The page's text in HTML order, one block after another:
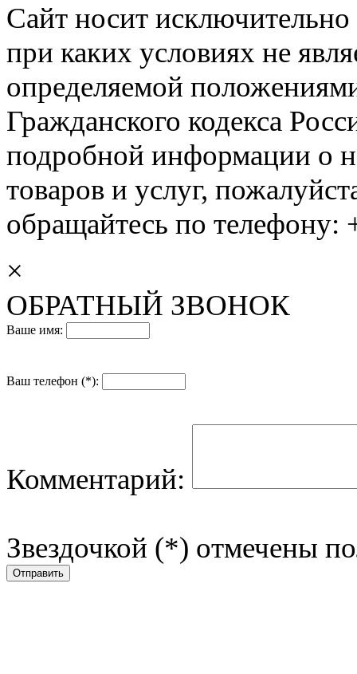
Сайт носит
при каких условиях не
определяемой
Гражданского кодекса
подробной информации о
товаров и услуг,
обращайтесь по
×
ОБРАТНЫЙ ЗВОНОК
Ваше имя:
Ваш телефон (*):
Комментарий:
Звездочкой (*) отмечены